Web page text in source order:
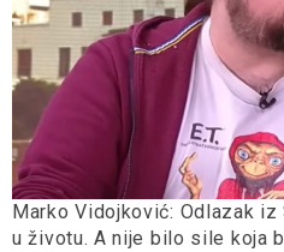
Marko Vidojković: Odlazak
u životu. A nije bilo sile koja